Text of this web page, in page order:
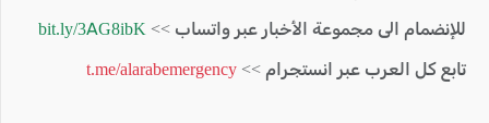
للإنضمام الى مجموعة الأخبار عبر واتساب >> bit.ly/3AG8ibK
تابع كل العرب عبر انستجرام >> t.me/alarabemergency